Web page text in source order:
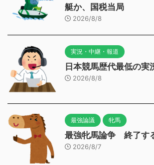
艇か、国税当局
2026/8/8
実況・中継・報道
日本競馬歴代最低の実
2026/8/8
最強論議 牝馬
最強牝馬論争 終了す
2026/8/7